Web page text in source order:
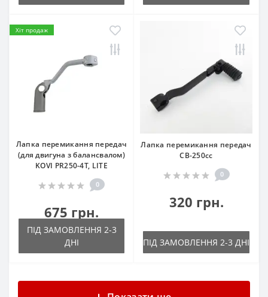
Хіт продаж
Лапка перемикання передач
(для двигуна з балансвалом)
KOVI PR250-4Т, LITE
0
675 грн.
ПІД ЗАМОВЛЕННЯ 2-3
ДНІ
Лапка перемикання передач
CB-250cc
0
320 грн.
ПІД ЗАМОВЛЕННЯ 2-3 ДНІ